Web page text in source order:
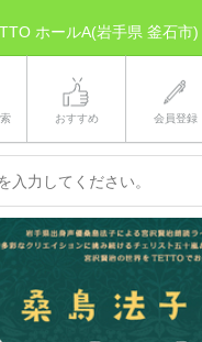
おすすめ 会員登録